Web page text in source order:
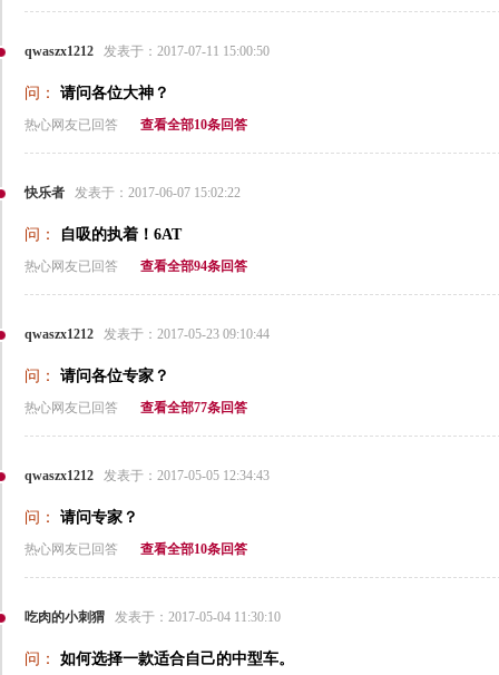
qwaszx1212 发表于：2017-07-11 15:00:50
问： 请问各位大神？
热心网友已回答 查看全部10条回答
快乐者 发表于：2017-06-07 15:02:22
问： 自吸的执着！6AT
热心网友已回答 查看全部94条回答
qwaszx1212 发表于：2017-05-23 09:10:44
问： 请问各位专家？
热心网友已回答 查看全部77条回答
qwaszx1212 发表于：2017-05-05 12:34:43
问： 请问专家？
热心网友已回答 查看全部10条回答
吃肉的小刺猬 发表于：2017-05-04 11:30:10
问： 如何选择一款适合自己的中型车。